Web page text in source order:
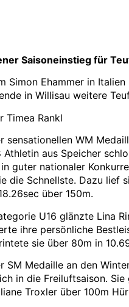
Saisoneinstieg für
Simon Ehammer in
in Willisau weitere
Timea Rankl
sensationellen WM
Athletin aus Speicher
guter nationaler
die Schnellste. Dazu lief
über 150m.
U16 glänzte Lina
ihre persönliche
sie über 80m in
SM Medaille an den
in die Freiluftsaison.
Troxler über 100m